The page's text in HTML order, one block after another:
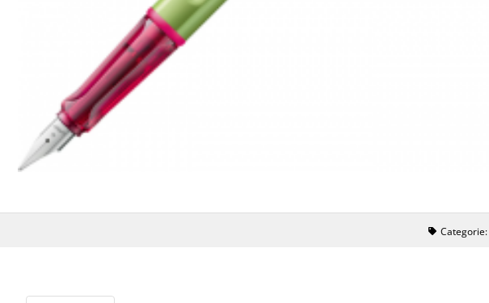
Categorie: